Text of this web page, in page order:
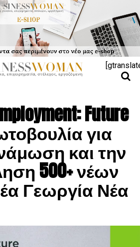
Future
για
και την
500+ νέων
Γεωργία Νέα